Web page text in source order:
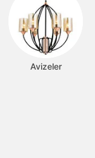
Avizeler